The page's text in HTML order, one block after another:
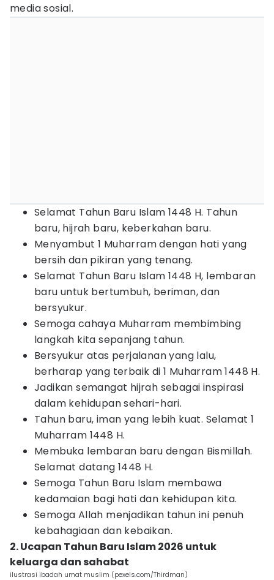
media sosial.
Selamat Tahun Baru Islam 1448 H. Tahun
baru, hijrah baru, keberkahan baru.
Menyambut 1 Muharram dengan hati yang
bersih dan pikiran yang tenang.
Selamat Tahun Baru Islam 1448 H, lembaran
baru untuk bertumbuh, beriman, dan
bersyukur.
Semoga cahaya Muharram membimbing
langkah kita sepanjang tahun.
Bersyukur atas perjalanan yang lalu,
berharap yang terbaik di 1 Muharram 1448 H.
Jadikan semangat hijrah sebagai inspirasi
dalam kehidupan sehari-hari.
Tahun baru, iman yang lebih kuat. Selamat 1
Muharram 1448 H.
Membuka lembaran baru dengan Bismillah.
Selamat datang 1448 H.
Semoga Tahun Baru Islam membawa
kedamaian bagi hati dan kehidupan kita.
Semoga Allah menjadikan tahun ini penuh
kebahagiaan dan kebaikan.
2. Ucapan Tahun Baru Islam 2026 untuk
keluarga dan sahabat
ilustrasi ibadah umat muslim (pexels.com/Thirdman)